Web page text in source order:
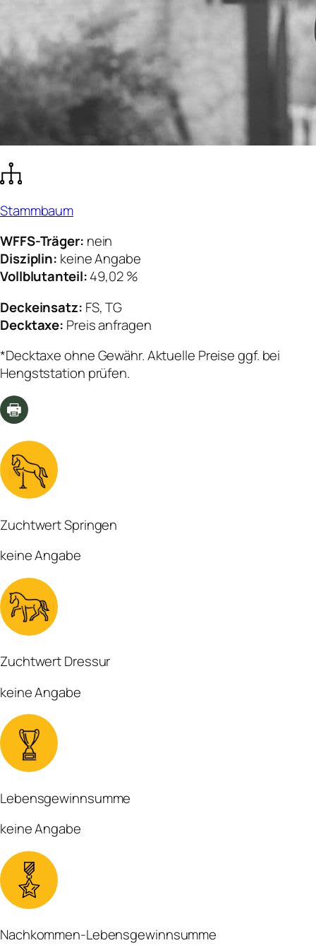
Stammbaum
WFFS-Träger: nein
Disziplin: keine Angabe
Vollblutanteil:49,02 %
Deckeinsatz: FS, TG
Decktaxe: Preis anfragen
*Decktaxe ohne Gewähr. Aktuelle Preise ggf. bei
Hengststation prüfen.
Zuchtwert Springen
keine Angabe
Zuchtwert Dressur
keine Angabe
Lebensgewinnsumme
keine Angabe
Nachkommen-Lebensgewinnsumme